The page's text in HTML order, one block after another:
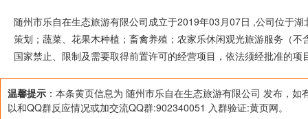
随州市乐自在生态旅游有限公司成立于2019年03月07日 ,公司位于
策划；蔬菜、花果木种植；畜禽养殖；农家乐休闲观光旅游服务（
国家禁止、限制及需要取得前置许可的经营项目，依法须经批准的
温馨提示 ：本条黄页信息为 随州市乐自在生态旅游有限公司 发布，如
以和QQ群反应情况或加交流QQ群:902340051 入群验证:黄页网。